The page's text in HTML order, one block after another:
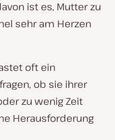
ist es, Mutter zu
sehr am Herzen
oft ein
ob sie ihrer
zu wenig Zeit
Herausforderung